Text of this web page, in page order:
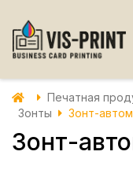
Печатная
Зонты
Зонт-
Зонт-